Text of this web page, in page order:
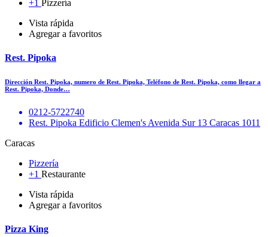
+1 Pizzería
Vista rápida
Agregar a favoritos
Rest. Pipoka
Dirección Rest. Pipoka, numero de Rest. Pipoka, Teléfono de Rest. Pipoka, como llegar a
Rest. Pipoka, Donde…
0212-5722740
Rest. Pipoka Edificio Clemen's Avenida Sur 13 Caracas 1011
Caracas
Pizzería
+1 Restaurante
Vista rápida
Agregar a favoritos
Pizza King